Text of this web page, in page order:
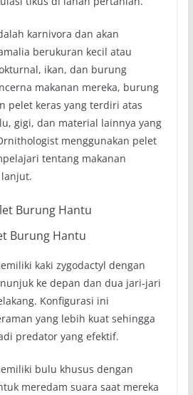
karnivora dan akan
berukuran kecil atau
ikan, dan burung
makanan mereka, burung
pelet keras yang terdiri atas
gigi, dan material lainnya yang
menggunakan pelet
tentang makanan
Burung Hantu
kaki zygodactyl dengan
ke depan dan dua jari-jari
Konfigurasi ini
yang lebih kuat sehingga
predator yang efektif.
bulu khusus dengan
meredam suara saat mereka